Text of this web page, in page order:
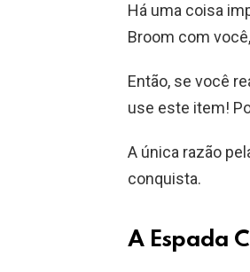
Há uma coisa
Broom com
Então, se você
use este item!
A única razão
conquista.
A Espada